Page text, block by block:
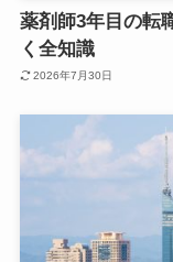
薬剤師3年目の転
く全知識
2026年7月30日